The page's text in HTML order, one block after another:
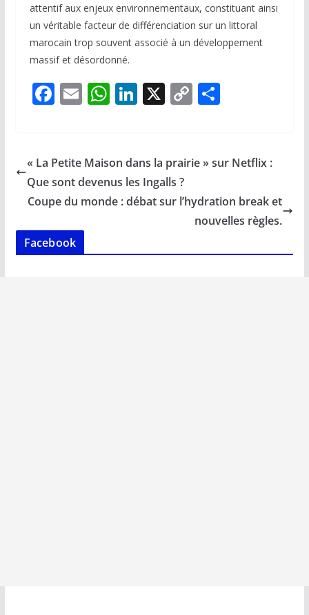
attentif aux enjeux environnementaux, constituant ainsi
un véritable facteur de différenciation sur un littoral
marocain trop souvent associé à un développement
massif et désordonné.
F
b
o
o
k
E
l
W
s
A
p
Li
e
dI
n
X C
y
n
k
P
g
« La Petite Maison dans la prairie » sur Netflix :
Que sont devenus les Ingalls ?
Coupe du monde : débat sur l’hydration break et
nouvelles règles.
Facebook